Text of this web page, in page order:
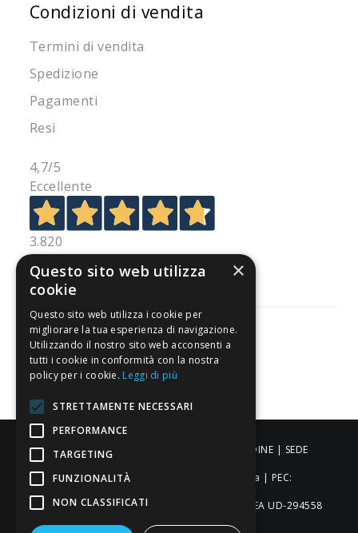
Condizioni di vendita
Termini di vendita
Spedizione
Pagamenti
Resi
4,7/5
Eccellente
3.820
Recensioni
Pagamenti sicuri
ALDIGIÙ S.R.L. | Via Cortazzis 15 33100 - UDINE | SEDE
OPERATIVA: Via del Progresso 3 - Padova | PEC:
aldigiusrl@pec.it | C.F. e P.IVA 02873920306 REA UD-294558
×
Questo sito web utilizza
cookie
Questo sito web utilizza i cookie per
migliorare la tua esperienza di navigazione.
Utilizzando il nostro sito web acconsenti a
tutti i cookie in conformità con la nostra
policy per i cookie. Leggi di più
STRETTAMENTE NECESSARI
PERFORMANCE
TARGETING
FUNZIONALITÀ
NON CLASSIFICATI